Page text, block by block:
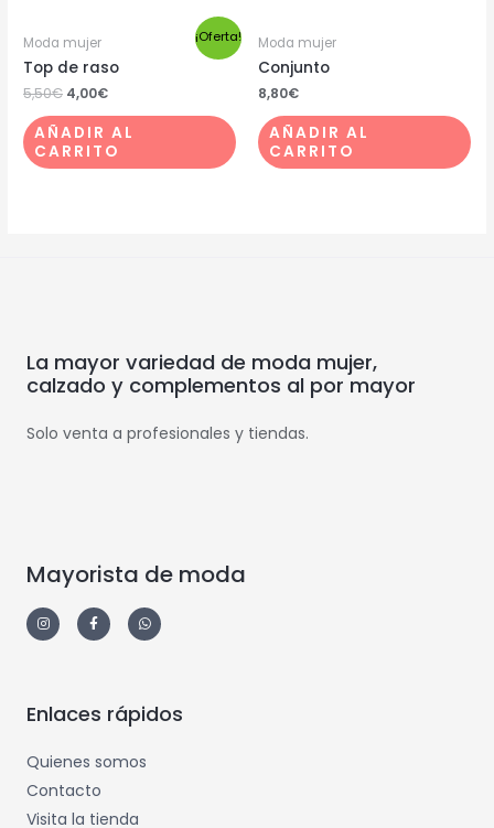
¡Oferta!
Moda mujer
Top de raso
5,50€ 4,00€
AÑADIR AL
CARRITO
Moda mujer
Conjunto
8,80€
AÑADIR AL
CARRITO
La mayor variedad de moda mujer,
calzado y complementos al por mayor
Solo venta a profesionales y tiendas.
Mayorista de moda
Enlaces rápidos
Quienes somos
Contacto
Visita la tienda